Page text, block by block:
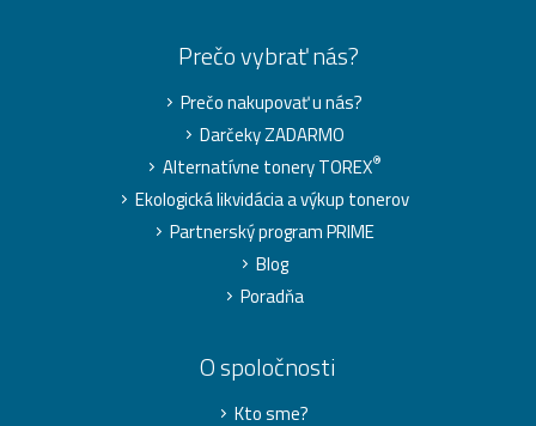
Prečo vybrať nás?
Prečo nakupovať u nás?
Darčeky ZADARMO
Alternatívne tonery TOREX®
Ekologická likvidácia a výkup tonerov
Partnerský program PRIME
Blog
Poradňa
O spoločnosti
Kto sme?